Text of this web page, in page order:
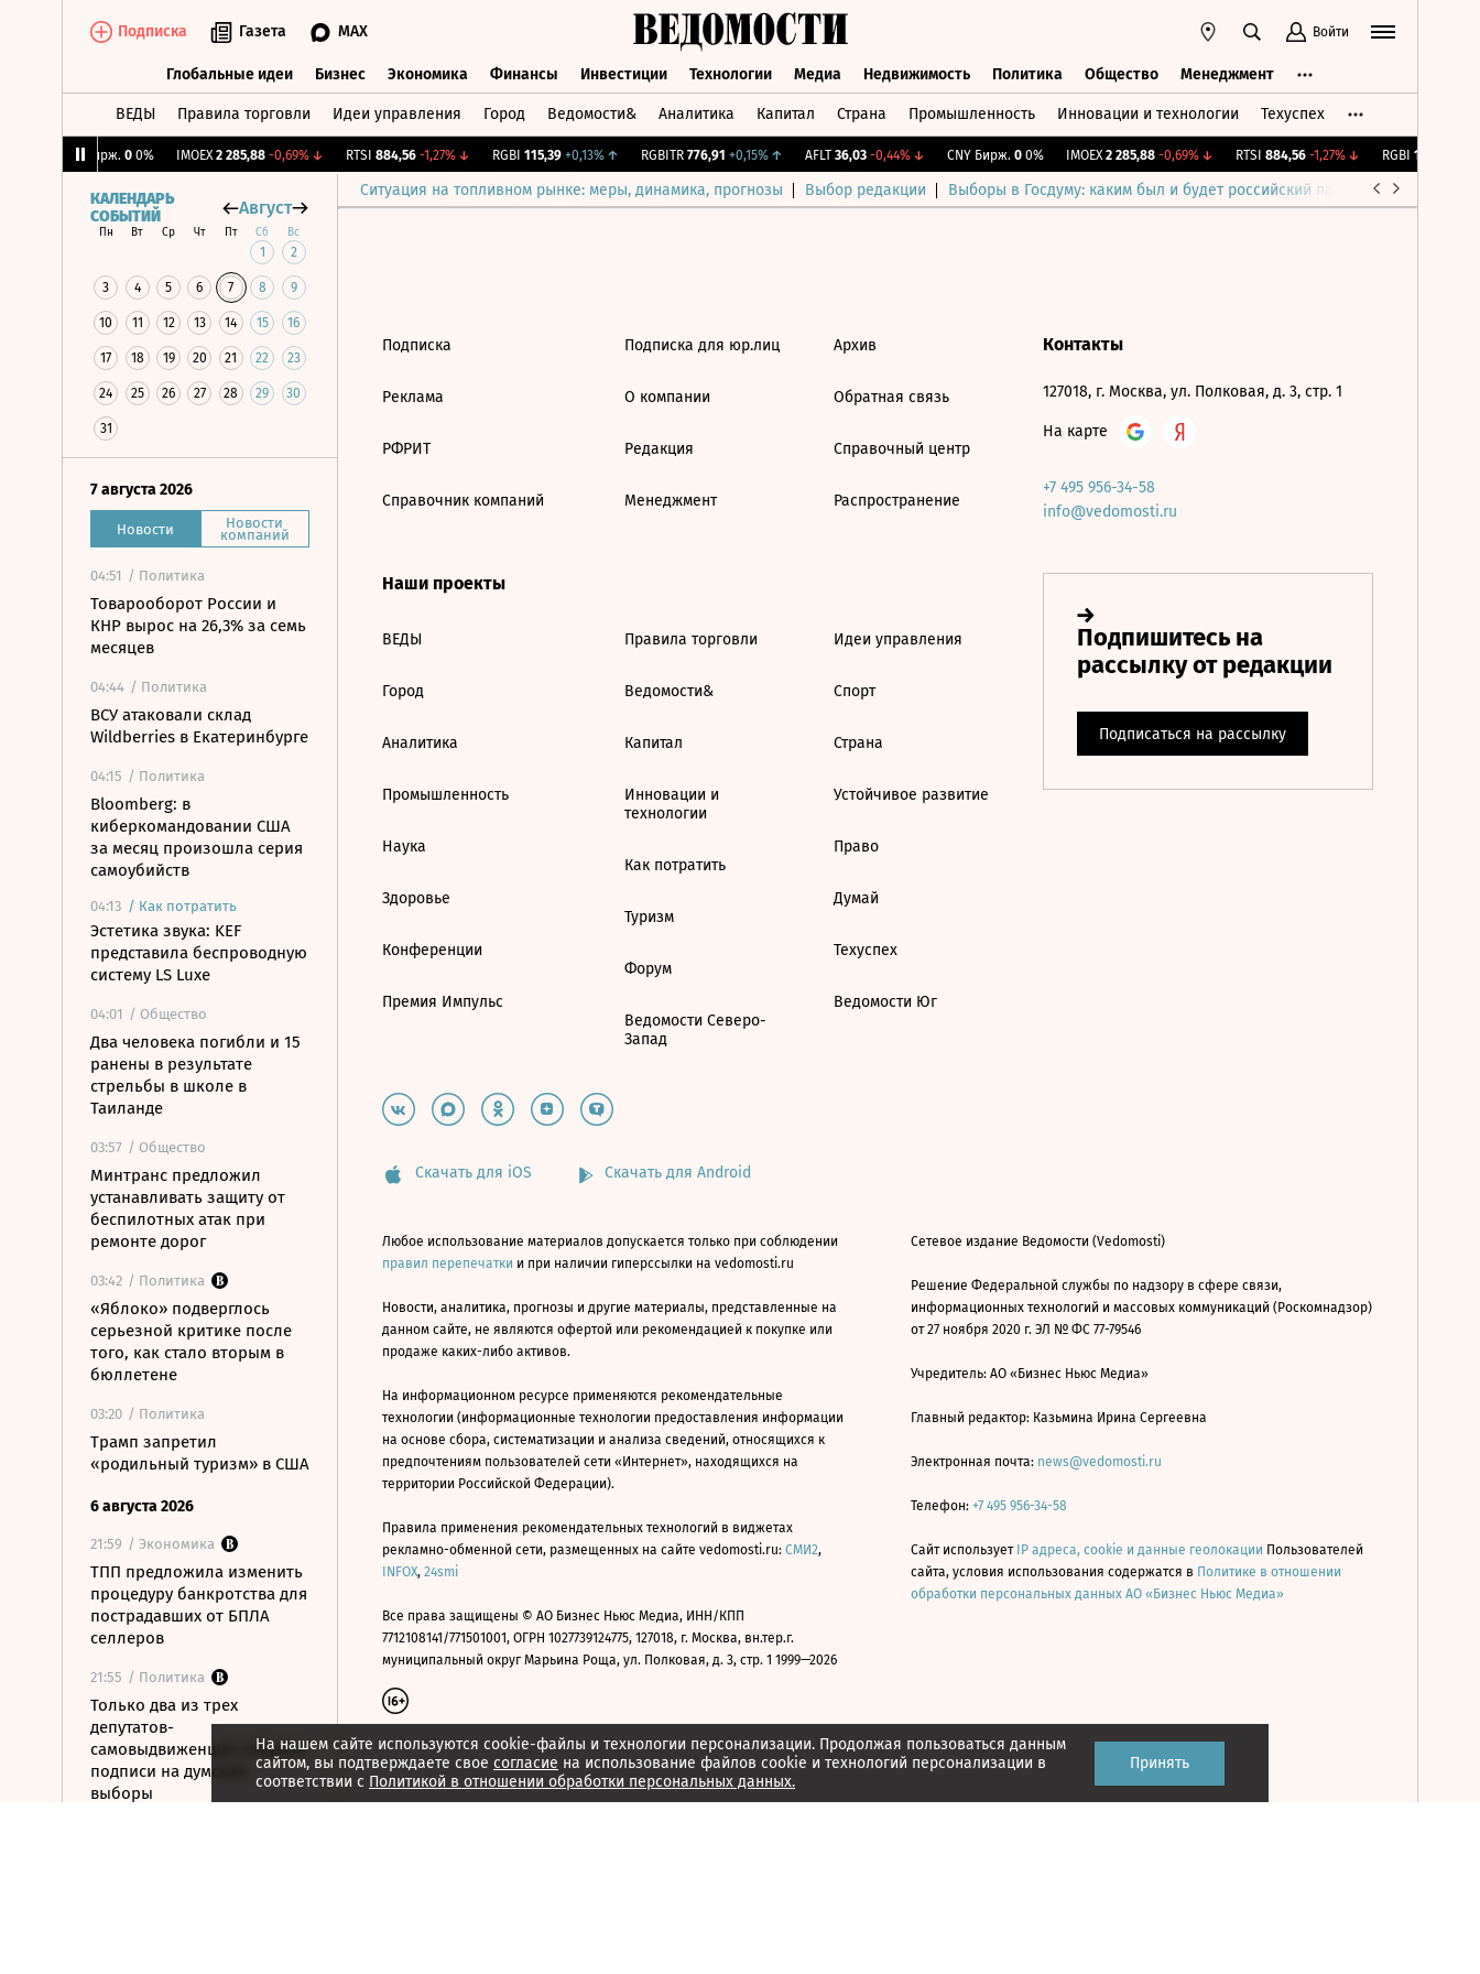
Подписка Газета MAX Войти
Глобальные идеи Бизнес Экономика Финансы Инвестиции Технологии Медиа Недвижимость Политика Общество Менеджмент
ВЕДЫ Правила торговли Идеи управления Город Ведомости& Аналитика Капитал Страна Промышленность Инновации и технологии Техуспех
CNY Бирж. 0 0% IMOEX 2 285,88 -0,69%↓ RTSI 884,56 -1,27%↓ RGBI 115,39 +0,13%↑ RGBITR 776,91 +0,15%↑ AFLT 36,03 -0,44%↓ CNY Бирж. 0 0% IMOEX 2 285,88 -0,69%↓ RTSI 884,56 -1,27%↓ RGBI 115,39
Ситуация на топливном рынке: меры, динамика, прогнозы Выбор редакции Выборы в Госдуму: каким был и будет российский парламент
КАЛЕНДАРЬ
СОБЫТИЙ
Август
Пн Вт Ср Чт Пт Сб Вс
1 2
3 4 5 6 7 8 9
10 11 12 13 14 15 16
17 18 19 20 21 22 23
24 25 26 27 28 29 30
31
7 августа 2026
Новости Новости
компаний
04:51 / Политика
Товарооборот России и
КНР вырос на 26,3% за семь
месяцев
04:44 / Политика
ВСУ атаковали склад
Wildberries в Екатеринбурге
04:15 / Политика
Bloomberg: в
киберкомандовании США
за месяц произошла серия
самоубийств
04:13 / Как потратить
Эстетика звука: KEF
представила беспроводную
систему LS Luxe
04:01 / Общество
Два человека погибли и 15
ранены в результате
стрельбы в школе в
Таиланде
03:57 / Общество
Минтранс предложил
устанавливать защиту от
беспилотных атак при
ремонте дорог
03:42 / Политика
«Яблоко» подверглось
серьезной критике после
того, как стало вторым в
бюллетене
03:20 / Политика
Трамп запретил
«родильный туризм» в США
6 августа 2026
21:59 / Экономика
ТПП предложила изменить
процедуру банкротства для
пострадавших от БПЛА
селлеров
21:55 / Политика
Только два из трех
депутатов-
самовыдвиженцев собрали
подписи на думские
выборы
На нашем сайте используются cookie-файлы и технологии персонализации. Продолжая пользоваться данным
сайтом, вы подтверждаете свое согласие на использование файлов cookie и технологий персонализации в
соответствии с Политикой в отношении обработки персональных данных.
Принять
Подписка
Реклама
РФРИТ
Справочник компаний
Подписка для юр.лиц
О компании
Редакция
Менеджмент
Архив
Обратная связь
Справочный центр
Распространение
Наши проекты
ВЕДЫ
Город
Аналитика
Промышленность
Наука
Здоровье
Конференции
Премия Импульс
Правила торговли
Ведомости&
Капитал
Инновации и
технологии
Как потратить
Туризм
Форум
Ведомости Северо-
Запад
Идеи управления
Спорт
Страна
Устойчивое развитие
Право
Думай
Техуспех
Ведомости Юг
Контакты
127018, г. Москва, ул. Полковая, д. 3, стр. 1
На карте
+7 495 956-34-58
info@vedomosti.ru
Скачать для iOS Скачать для Android
Любое использование материалов допускается только при соблюдении
правил перепечатки и при наличии гиперссылки на vedomosti.ru
Новости, аналитика, прогнозы и другие материалы, представленные на
данном сайте, не являются офертой или рекомендацией к покупке или
продаже каких-либо активов.
На информационном ресурсе применяются рекомендательные
технологии (информационные технологии предоставления информации
на основе сбора, систематизации и анализа сведений, относящихся к
предпочтениям пользователей сети «Интернет», находящихся на
территории Российской Федерации).
Правила применения рекомендательных технологий в виджетах
рекламно-обменной сети, размещенных на сайте vedomosti.ru: СМИ2,
INFOX, 24smi
Все права защищены © АО Бизнес Ньюс Медиа, ИНН/КПП
7712108141/771501001, ОГРН 1027739124775, 127018, г. Москва, вн.тер.г.
муниципальный округ Марьина Роща, ул. Полковая, д. 3, стр. 1 1999—2026
Сетевое издание Ведомости (Vedomosti)
Решение Федеральной службы по надзору в сфере связи,
информационных технологий и массовых коммуникаций (Роскомнадзор)
от 27 ноября 2020 г. ЭЛ № ФС 77-79546
Учредитель: АО «Бизнес Ньюс Медиа»
Главный редактор: Казьмина Ирина Сергеевна
Электронная почта: news@vedomosti.ru
Телефон: +7 495 956-34-58
Сайт использует IP адреса, cookie и данные геолокации Пользователей
сайта, условия использования содержатся в Политике в отношении
обработки персональных данных АО «Бизнес Ньюс Медиа»